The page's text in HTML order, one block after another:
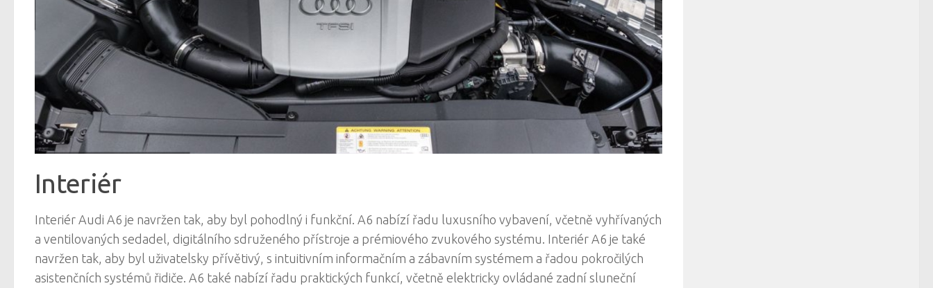
Interiér
Interiér Audi A6 je navržen tak, aby byl pohodlný i funkční. A6 nabízí řadu luxusního vybavení, včetně vyhřívaných
a ventilovaných sedadel, digitálního sdruženého přístroje a prémiového zvukového systému. Interiér A6 je také
navržen tak, aby byl uživatelsky přívětivý, s intuitivním informačním a zábavním systémem a řadou pokročilých
asistenčních systémů řidiče. A6 také nabízí řadu praktických funkcí, včetně elektricky ovládané zadní sluneční